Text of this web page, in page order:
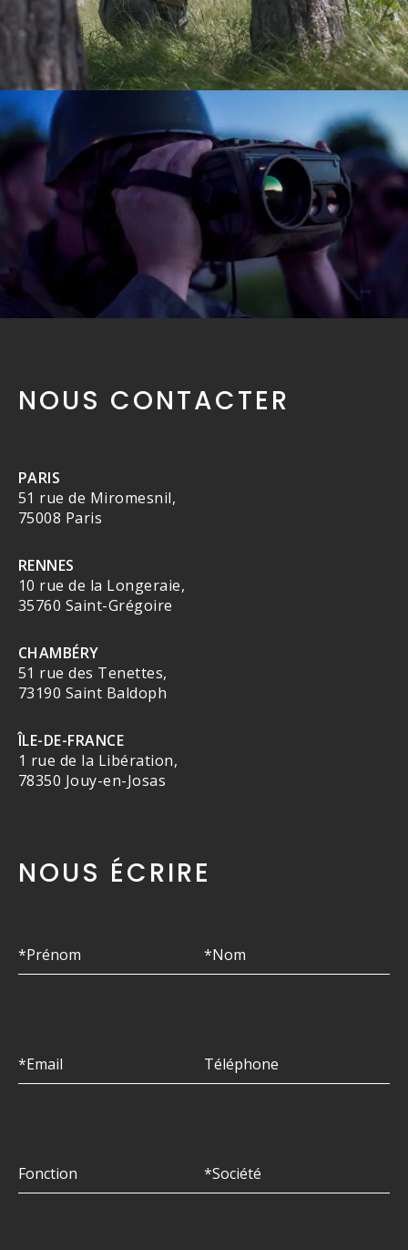
NOUS CONTACTER
PARIS
51 rue de Miromesnil,
75008 Paris
RENNES
10 rue de la Longeraie,
35760 Saint-Grégoire
CHAMBÉRY
51 rue des Tenettes,
73190 Saint Baldoph
ÎLE-DE-FRANCE
1 rue de la Libération,
78350 Jouy-en-Josas
NOUS ÉCRIRE